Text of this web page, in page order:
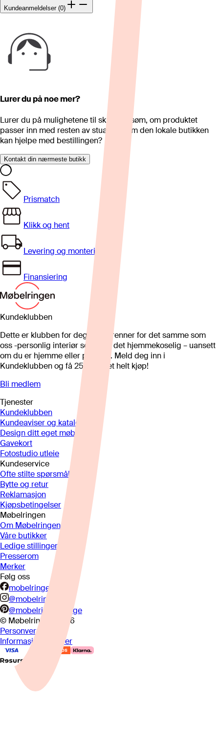
Kundeanmeldelser (0)
Lurer du på noe mer?
Lurer du på mulighetene til skreddersøm, om produktet
passer inn med resten av stua eller om den lokale butikken
kan hjelpe med bestillingen?
Kontakt din nærmeste butikk
Prismatch
Klikk og hent
Levering og montering
Finansiering
Kundeklubben
Dette er klubben for deg som brenner for det samme som
oss -personlig interiør som gjør det hjemmekoselig – uansett
om du er hjemme eller på hytta. Meld deg inn i
Kundeklubben og få 25%* på et helt kjøp!
Bli medlem
Tjenester
Kundeklubben
Kundeaviser og kataloger
Design ditt eget møbel
Gavekort
Fotostudio utleie
Kundeservice
Ofte stilte spørsmål
Bytte og retur
Reklamasjon
Kjøpsbetingelser
Møbelringen
Om Møbelringen
Våre butikker
Ledige stillinger
Presserom
Merker
Følg oss
mobelringen.no
@mobelringen
@mobelringennorge
© Møbelringen
2026
Personvern
Informasjonskapsler